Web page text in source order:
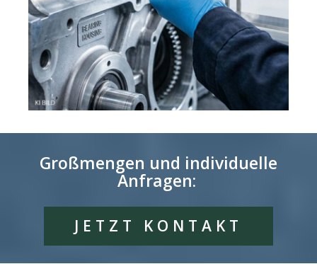
Großmengen und individuelle
Anfragen:
JETZT KONTAKT